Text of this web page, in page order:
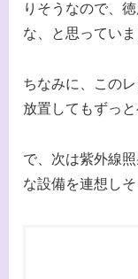
りそうなので、
な、と思っていま
ちなみに、この
放置してもずっ
で、次は紫外線
な設備を連想し